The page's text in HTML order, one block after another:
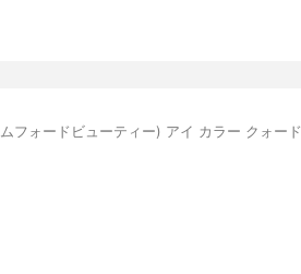
フォードビューティー) アイ カラー クォード